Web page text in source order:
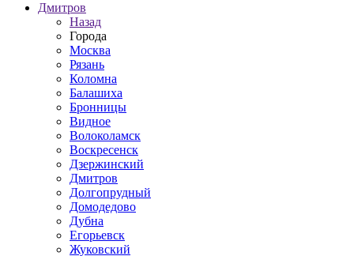
Дмитров
Назад
Города
Москва
Рязань
Коломна
Балашиха
Бронницы
Видное
Волоколамск
Воскресенск
Дзержинский
Дмитров
Долгопрудный
Домодедово
Дубна
Егорьевск
Жуковский